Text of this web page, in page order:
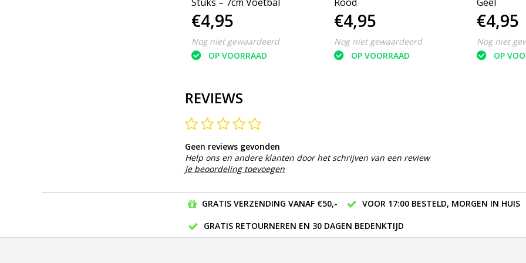
Stuks – 7cm Voetbal
€4,95
Nog niet gewaardeerd
OP VOORRAAD
Rood
€4,95
Nog niet gewaardeerd
OP VOORRAAD
Geel
€4,95
Nog niet
OP
REVIEWS
Geen reviews gevonden
Help ons en andere klanten door het schrijven van een review
Je beoordeling toevoegen
GRATIS VERZENDING VANAF €50,-
VOOR 17:00 BESTELD, MORGEN IN HUIS
GRATIS RETOURNEREN EN 30 DAGEN BEDENKTIJD